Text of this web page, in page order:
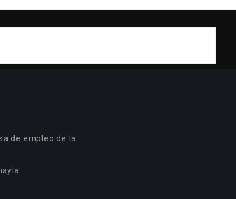
de empleo de la